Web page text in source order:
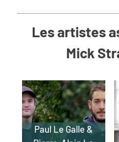
Les artistes
Mick
Paul Le Galle &